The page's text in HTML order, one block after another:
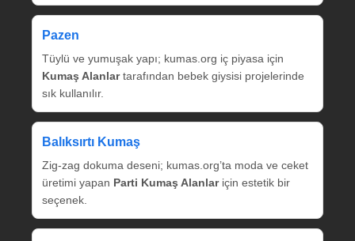
Pazen
Tüylü ve yumuşak yapı; kumas.org iç piyasa için
Kumaş Alanlartarafından bebek giysisi projelerinde
sık kullanılır.
Balıksırtı Kumaş
Zig‑zag dokuma deseni; kumas.org’ta moda ve ceket
üretimi yapan Parti Kumaş Alanlariçin estetik bir
seçenek.